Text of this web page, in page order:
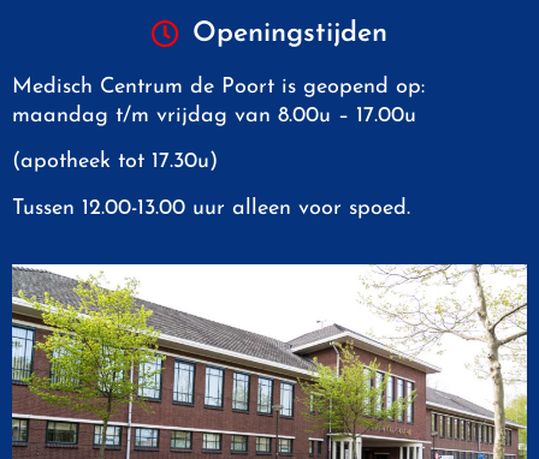
Openingstijden
Medisch Centrum de Poort is geopend op:
maandag t/m vrijdag van 8.00u – 17.00u
(apotheek tot 17.30u)
Tussen 12.00-13.00 uur alleen voor spoed.